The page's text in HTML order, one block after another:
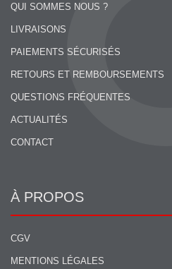
QUI SOMMES NOUS ?
LIVRAISONS
PAIEMENTS SÉCURISÉS
RETOURS ET REMBOURSEMENTS
QUESTIONS FRÉQUENTES
ACTUALITÉS
CONTACT
À PROPOS
CGV
MENTIONS LÉGALES